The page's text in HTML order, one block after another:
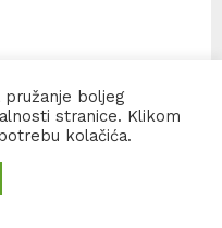
pružanje boljeg
stranice. Klikom
kolačića.